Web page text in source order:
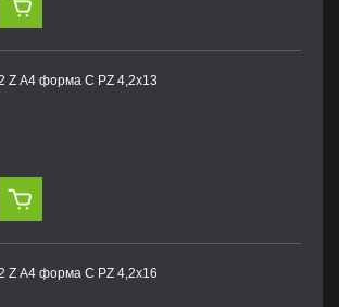
Z А4 форма С PZ 4,2х13
Z А4 форма С PZ 4,2х16